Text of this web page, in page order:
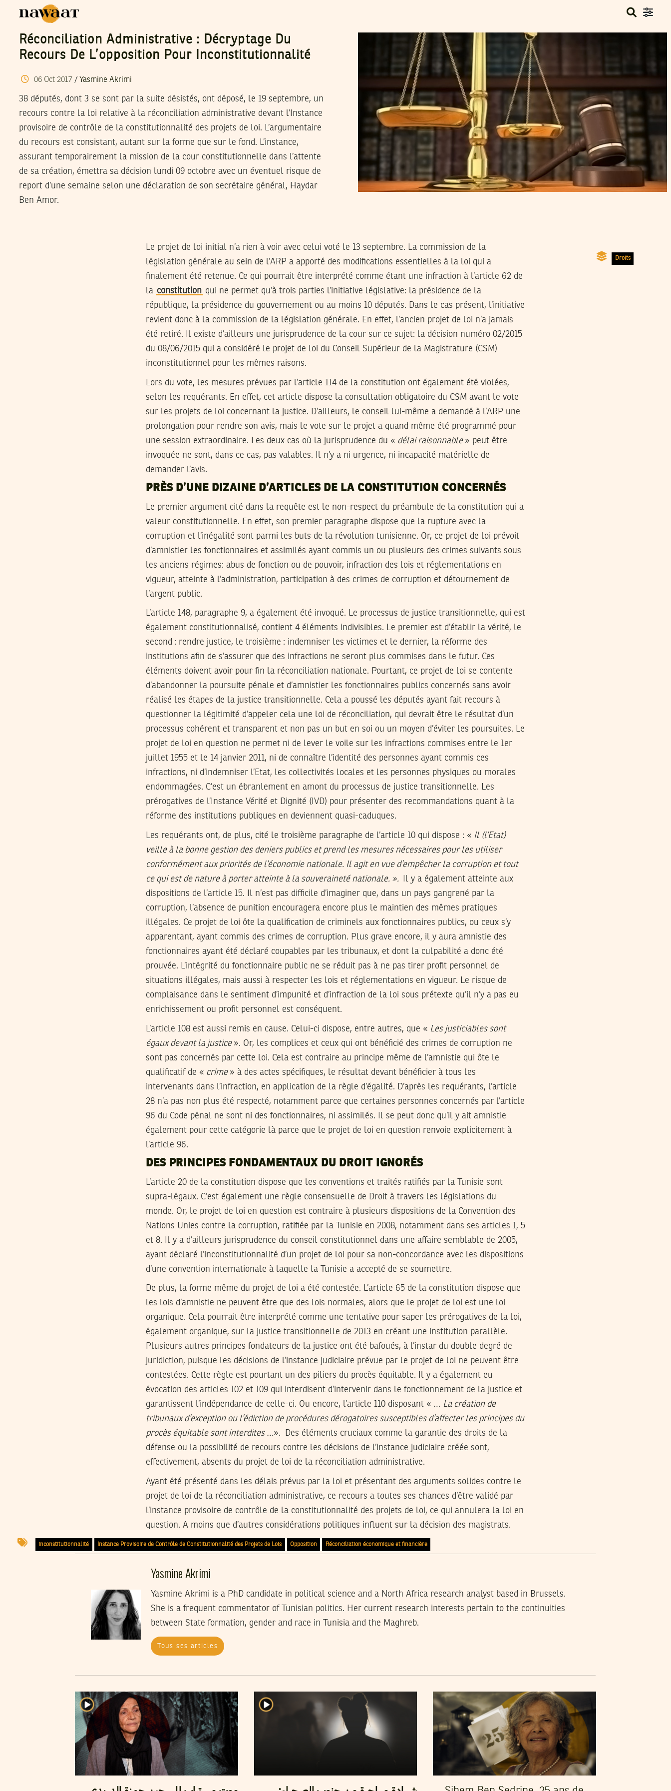
Réconciliation Administrative : Décryptage Du
Recours De L’opposition Pour Inconstitutionnalité
06 Oct 2017/ Yasmine Akrimi
38 députés, dont 3 se sont par la suite désistés, ont déposé, le 19 septembre, un
recours contre la loi relative à la réconciliation administrative devant l’Instance
provisoire de contrôle de la constitutionnalité des projets de loi. L’argumentaire
du recours est consistant, autant sur la forme que sur le fond. L’instance,
assurant temporairement la mission de la cour constitutionnelle dans l’attente
de sa création, émettra sa décision lundi 09 octobre avec un éventuel risque de
report d’une semaine selon une déclaration de son secrétaire général, Haydar
Ben Amor.
Droits
Le projet de loi initial n’a rien à voir avec celui voté le 13 septembre. La commission de la
législation générale au sein de l’ARP a apporté des modifications essentielles à la loi qui a
finalement été retenue. Ce qui pourrait être interprété comme étant une infraction à l’article 62 de
la constitution qui ne permet qu’à trois parties l’initiative législative: la présidence de la
république, la présidence du gouvernement ou au moins 10 députés. Dans le cas présent, l’initiative
revient donc à la commission de la législation générale. En effet, l’ancien projet de loi n’a jamais
été retiré. Il existe d’ailleurs une jurisprudence de la cour sur ce sujet: la décision numéro 02/2015
du 08/06/2015 qui a considéré le projet de loi du Conseil Supérieur de la Magistrature (CSM)
inconstitutionnel pour les mêmes raisons.
Lors du vote, les mesures prévues par l’article 114 de la constitution ont également été violées,
selon les requérants. En effet, cet article dispose la consultation obligatoire du CSM avant le vote
sur les projets de loi concernant la justice. D’ailleurs, le conseil lui-même a demandé à l’ARP une
prolongation pour rendre son avis, mais le vote sur le projet a quand même été programmé pour
une session extraordinaire. Les deux cas où la jurisprudence du « délai raisonnable» peut être
invoquée ne sont, dans ce cas, pas valables. Il n’y a ni urgence, ni incapacité matérielle de
demander l’avis.
PRÈS D’UNE DIZAINE D’ARTICLES DE LA CONSTITUTION CONCERNÉS
Le premier argument cité dans la requête est le non-respect du préambule de la constitution qui a
valeur constitutionnelle. En effet, son premier paragraphe dispose que la rupture avec la
corruption et l’inégalité sont parmi les buts de la révolution tunisienne. Or, ce projet de loi prévoit
d’amnistier les fonctionnaires et assimilés ayant commis un ou plusieurs des crimes suivants sous
les anciens régimes: abus de fonction ou de pouvoir, infraction des lois et réglementations en
vigueur, atteinte à l’administration, participation à des crimes de corruption et détournement de
l’argent public.
L’article 148, paragraphe 9, a également été invoqué. Le processus de justice transitionnelle, qui est
également constitutionnalisé, contient 4 éléments indivisibles. Le premier est d’établir la vérité, le
second : rendre justice, le troisième : indemniser les victimes et le dernier, la réforme des
institutions afin de s’assurer que des infractions ne seront plus commises dans le futur. Ces
éléments doivent avoir pour fin la réconciliation nationale. Pourtant, ce projet de loi se contente
d’abandonner la poursuite pénale et d’amnistier les fonctionnaires publics concernés sans avoir
réalisé les étapes de la justice transitionnelle. Cela a poussé les députés ayant fait recours à
questionner la légitimité d’appeler cela une loi de réconciliation, qui devrait être le résultat d’un
processus cohérent et transparent et non pas un but en soi ou un moyen d’éviter les poursuites. Le
projet de loi en question ne permet ni de lever le voile sur les infractions commises entre le 1er
juillet 1955 et le 14 janvier 2011, ni de connaître l’identité des personnes ayant commis ces
infractions, ni d’indemniser l’Etat, les collectivités locales et les personnes physiques ou morales
endommagées. C’est un ébranlement en amont du processus de justice transitionnelle. Les
prérogatives de l’Instance Vérité et Dignité (IVD) pour présenter des recommandations quant à la
réforme des institutions publiques en deviennent quasi-caduques.
Les requérants ont, de plus, cité le troisième paragraphe de l’article 10 qui dispose : « Il (l’Etat)
veille à la bonne gestion des deniers publics et prend les mesures nécessaires pour les utiliser
conformémentaux priorités de l’économie nationale. Il agit en vue d’empêcher la corruption et tout
ce qui est de nature à porter atteinte à la souveraineté nationale. ».
Il y a également atteinte aux
dispositions de l’article 15. Il n’est pas difficile d’imaginer que, dans un pays gangrené par la
corruption, l’absence de punition encouragera encore plus le maintien des mêmes pratiques
illégales. Ce projet de loi ôte la qualification de criminels aux fonctionnaires publics, ou ceux s’y
apparentant, ayant commis des crimes de corruption. Plus grave encore, il y aura amnistie des
fonctionnaires ayant été déclaré coupables par les tribunaux, et dont la culpabilité a donc été
prouvée. L’intégrité du fonctionnaire public ne se réduit pas à ne pas tirer profit personnel de
situations illégales, mais aussi à respecter les lois et réglementations en vigueur. Le risque de
complaisance dans le sentiment d’impunité et d’infraction de la loi sous prétexte qu’il n’y a pas eu
enrichissement ou profit personnel est conséquent.
L’article 108 est aussi remis en cause. Celui-ci dispose, entre autres, que « Les justiciables sont
égaux devant la justice ». Or, les complices et ceux qui ont bénéficié des crimes de corruption ne
sont pas concernés par cette loi. Cela est contraire au principe même de l’amnistie qui ôte le
qualificatif de « crime» à des actes spécifiques, le résultat devant bénéficier à tous les
intervenants dans l’infraction, en application de la règle d’égalité. D’après les requérants, l’article
28 n’a pas non plus été respecté, notamment parce que certaines personnes concernés par l’article
96 du Code pénal ne sont ni des fonctionnaires, ni assimilés. Il se peut donc qu’il y ait amnistie
également pour cette catégorie là parce que le projet de loi en question renvoie explicitement à
l’article 96.
DES PRINCIPES FONDAMENTAUX DU DROIT IGNORÉS
L’article 20 de la constitution dispose que les conventions et traités ratifiés par la Tunisie sont
supra-légaux. C’est également une règle consensuelle de Droit à travers les législations du
monde. Or, le projet de loi en question est contraire à plusieurs dispositions de la Convention des
Nations Unies contre la corruption, ratifiée par la Tunisie en 2008, notamment dans ses articles 1, 5
et 8. Il y a d’ailleurs jurisprudence du conseil constitutionnel dans une affaire semblable de 2005,
ayant déclaré l’inconstitutionnalité d’un projet de loi pour sa non-concordance avec les dispositions
d’une convention internationale à laquelle la Tunisie a accepté de se soumettre.
De plus, la forme même du projet de loi a été contestée. L’article 65 de la constitution dispose que
les lois d’amnistie ne peuvent être que des lois normales, alors que le projet de loi est une loi
organique. Cela pourrait être interprété comme une tentative pour saper les prérogatives de la loi,
également organique, sur la justice transitionnelle de 2013 en créant une institution parallèle.
Plusieurs autres principes fondateurs de la justice ont été bafoués, à l’instar du double degré de
juridiction, puisque les décisions de l’instance judiciaire prévue par le projet de loi ne peuvent être
contestées. Cette règle est pourtant un des piliers du procès équitable. Il y a également eu
évocation des articles 102 et 109 qui interdisent d’intervenir dans le fonctionnement de la justice et
garantissent l’indépendance de celle-ci. Ou encore, l’article 110 disposant « … La création de
tribunaux d’exception ou l’édiction de procédures dérogatoires susceptibles d’affecter les principes du
procès équitable sont interdites …». Des éléments cruciaux comme la garantie des droits de la
défense ou la possibilité de recours contre les décisions de l’instance judiciaire créée sont,
effectivement, absents du projet de loi de la réconciliation administrative.
Ayant été présenté dans les délais prévus par la loi et présentant des arguments solides contre le
projet de loi de la réconciliation administrative, ce recours a toutes ses chances d’être validé par
l’instance provisoire de contrôle de la constitutionnalité des projets de loi, ce qui annulera la loi en
question. A moins que d’autres considérations politiques influent sur la décision des magistrats.
inconstitutionnalité Instance Provisoire de Contrôle de Constitutionnalité des Projets de Lois Opposition Réconciliation économique et financière
Yasmine Akrimi
Yasmine Akrimi is a PhD candidate in political science and a North Africa research analyst based in Brussels.
She is a frequent commentator of Tunisian politics. Her current research interests pertain to the continuities
between State formation, gender and race in Tunisia and the Maghreb.
Tous ses articles